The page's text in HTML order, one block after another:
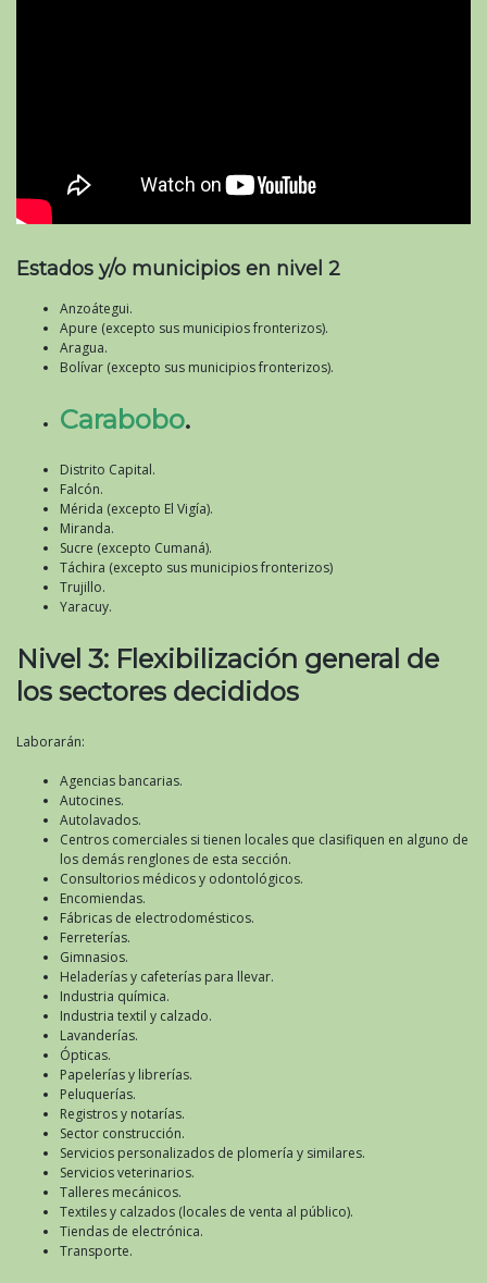
Estados y/o municipios en nivel 2
Anzoátegui.
Apure (excepto sus municipios fronterizos).
Aragua.
Bolívar (excepto sus municipios fronterizos).
Carabobo.
Distrito Capital.
Falcón.
Mérida (excepto El Vigía).
Miranda.
Sucre (excepto Cumaná).
Táchira (excepto sus municipios fronterizos)
Trujillo.
Yaracuy.
Nivel 3: Flexibilización general de
los sectores decididos
Laborarán:
Agencias bancarias.
Autocines.
Autolavados.
Centros comerciales si tienen locales que clasifiquen en alguno de
los demás renglones de esta sección.
Consultorios médicos y odontológicos.
Encomiendas.
Fábricas de electrodomésticos.
Ferreterías.
Gimnasios.
Heladerías y cafeterías para llevar.
Industria química.
Industria textil y calzado.
Lavanderías.
Ópticas.
Papelerías y librerías.
Peluquerías.
Registros y notarías.
Sector construcción.
Servicios personalizados de plomería y similares.
Servicios veterinarios.
Talleres mecánicos.
Textiles y calzados (locales de venta al público).
Tiendas de electrónica.
Transporte.